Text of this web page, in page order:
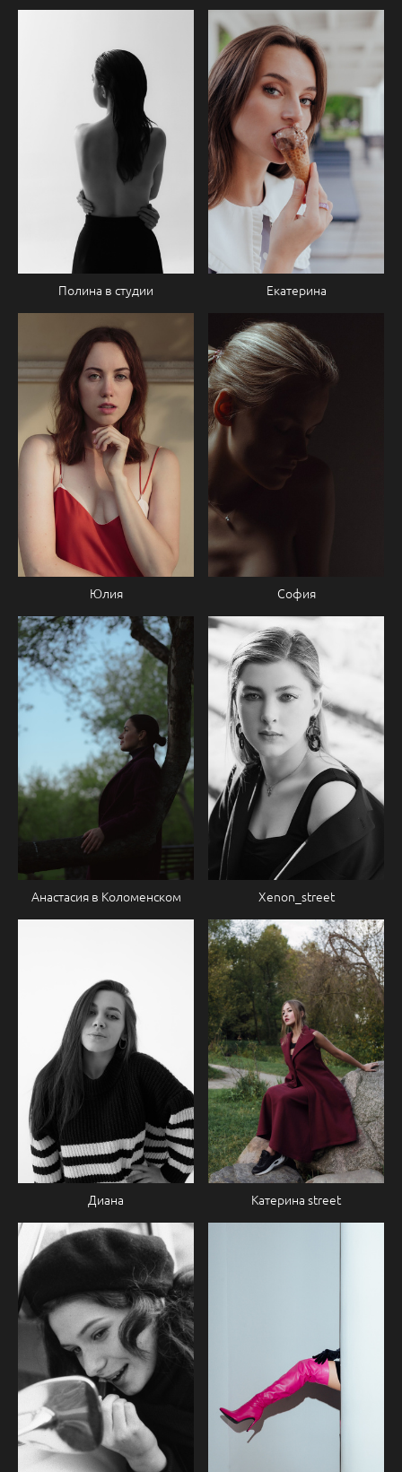
Полина в студии Екатерина
Юлия София
Анастасия в Коломенском Xenon_street
Диана Катерина street